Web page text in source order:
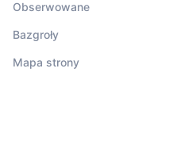
Obserwowane
Bazgroły
Mapa strony